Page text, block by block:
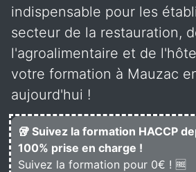
indispensable pour les
secteur de la restauration,
l'agroalimentaire et de
votre formation à Mauzac
aujourd'hui !
🥡 Suivez la formation HACCP
100% prise en charge !
Suivez la formation pour 0€ ! 🆓